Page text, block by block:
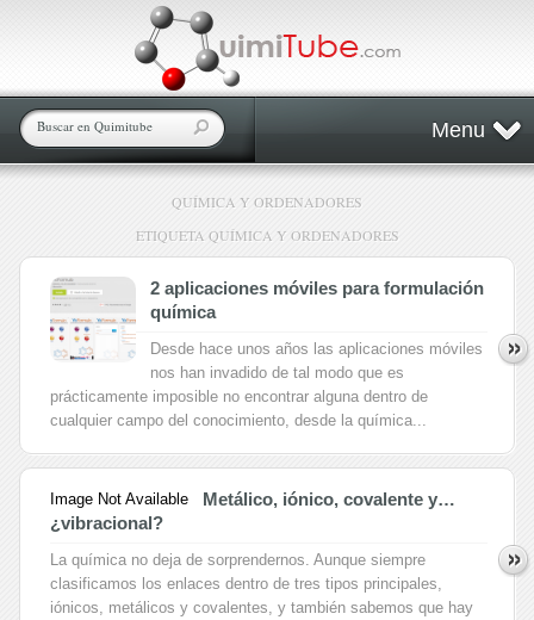
Menu
QUÍMICA Y ORDENADORES
ETIQUETA QUÍMICA Y ORDENADORES
2 aplicaciones móviles para formulación
química
Desde hace unos años las aplicaciones móviles
nos han invadido de tal modo que es
prácticamente imposible no encontrar alguna dentro de
cualquier campo del conocimiento, desde la química...
Image Not Available
Metálico, iónico, covalente y…
¿vibracional?
La química no deja de sorprendernos. Aunque siempre
clasificamos los enlaces dentro de tres tipos principales,
iónicos, metálicos y covalentes, y también sabemos que hay